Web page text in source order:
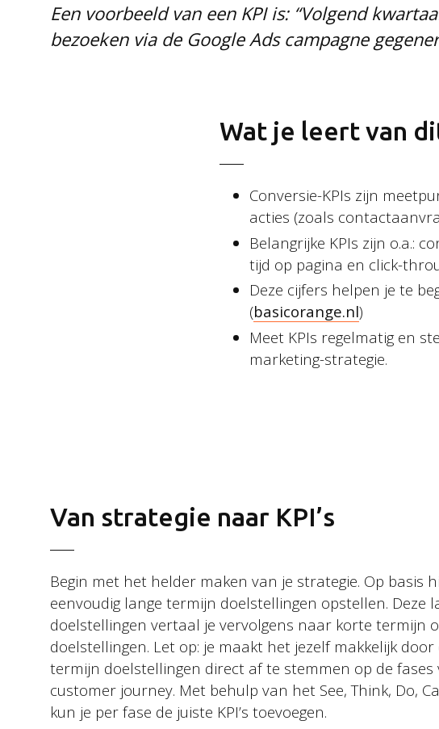
Een voorbeeld van een KPI is: “Volgend
bezoeken via de Google Ads campagne
Wat je leert van
Conversie-KPIs zijn
acties (zoals
Belangrijke KPIs zijn o.a.:
tijd op pagina en click-
Deze cijfers helpen je te
(basicorange.nl)
Meet KPIs regelmatig en
marketing-strategie.
Van strategie naar KPI’s
Begin met het helder maken van je strategie. Op basis
eenvoudig lange termijn doelstellingen opstellen. Deze
doelstellingen vertaal je vervolgens naar korte termijn
doelstellingen. Let op: je maakt het jezelf makkelijk door
termijn doelstellingen direct af te stemmen op de fases
customer journey. Met behulp van het See, Think, Do,
kun je per fase de juiste KPI’s toevoegen.
Contact
Basic Orange bv
Sint Nicolaasstraat 9